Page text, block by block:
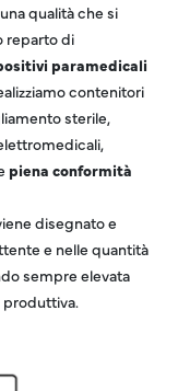
qualità che si
reparto di
paramedicali
contenitori
sterile,
piena conformità
disegnato e
e nelle quantità
sempre elevata
produttiva.